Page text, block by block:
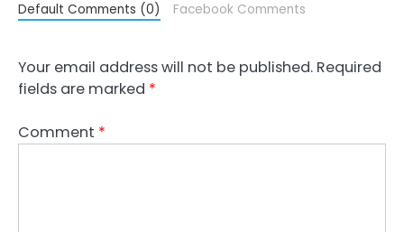
Default Comments (0) Facebook Comments
Your email address will not be published. Required
fields are marked *
Comment *